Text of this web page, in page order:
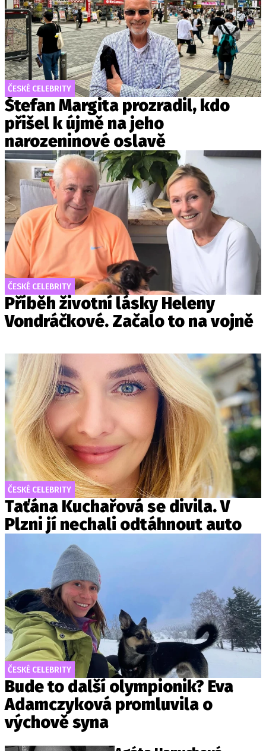
ČESKÉ CELEBRITY
Štefan Margita prozradil, kdo
přišel k újmě na jeho
narozeninové oslavě
ČESKÉ CELEBRITY
Příběh životní lásky Heleny
Vondráčkové. Začalo to na vojně
ČESKÉ CELEBRITY
Taťána Kuchařová se divila. V
Plzni jí nechali odtáhnout auto
ČESKÉ CELEBRITY
Bude to další olympionik? Eva
Adamczyková promluvila o
výchově syna